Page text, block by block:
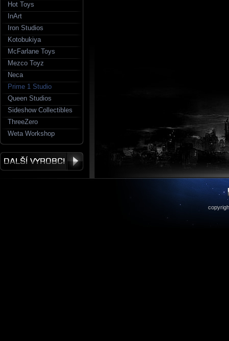
Hot Toys
InArt
Iron Studios
Kotobukiya
McFarlane Toys
Mezco Toyz
Neca
Prime 1 Studio
Queen Studios
Sideshow Collectibles
ThreeZero
Weta Workshop